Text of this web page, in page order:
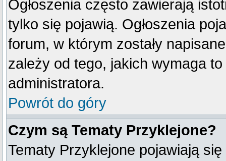
Ogłoszenia często zawierają
tylko się pojawią. Ogłoszenia
forum, w którym zostały
zależy od tego, jakich wymaga
administratora.
Powrót do góry
Czym są Tematy Przyklejone?
Tematy Przyklejone pojawiają